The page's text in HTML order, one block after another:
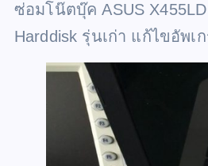
ซ่อมโน๊ตบุ๊ค ASUS
Harddisk รุ่นเก่า แก้ไขอัพเ